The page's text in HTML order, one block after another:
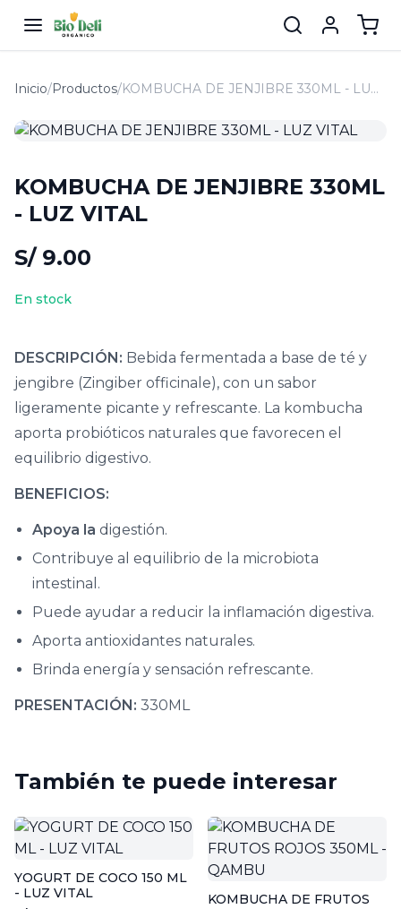
Inicio/Productos/ KOMBUCHA DE JENJIBRE 330ML - LUZ VITAL
KOMBUCHA DE JENJIBRE 330ML
- LUZ VITAL
S/ 9.00
En stock
DESCRIPCIÓN: Bebida fermentada a base de té y
jengibre (Zingiber officinale), con un sabor
ligeramente picante y refrescante. La kombucha
aporta probióticos naturales que favorecen el
equilibrio digestivo.
BENEFICIOS:
Apoya la digestión.
Contribuye al equilibrio de la microbiota
intestinal.
Puede ayudar a reducir la inflamación digestiva.
Aporta antioxidantes naturales.
Brinda energía y sensación refrescante.
PRESENTACIÓN: 330ML
También te puede interesar
YOGURT DE COCO 150 ML
- LUZ VITAL
KOMBUCHA DE FRUTOS